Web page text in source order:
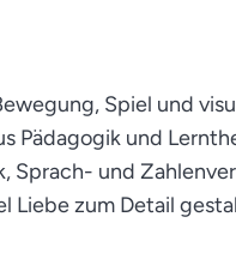
Spiel und
Pädagogik und
Sprach- und
Liebe zum Detail